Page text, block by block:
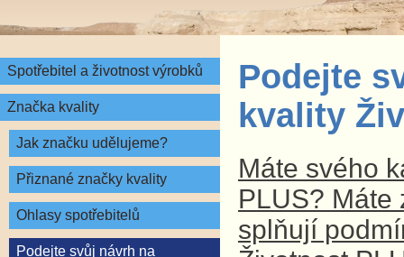
Spotřebitel a životnost výrobků
Značka kvality
Jak značku udělujeme?
Přiznané značky kvality
Ohlasy spotřebitelů
Podejte svůj návrh na
Podejte
kvality
Máte svého
PLUS? Máte
splňují